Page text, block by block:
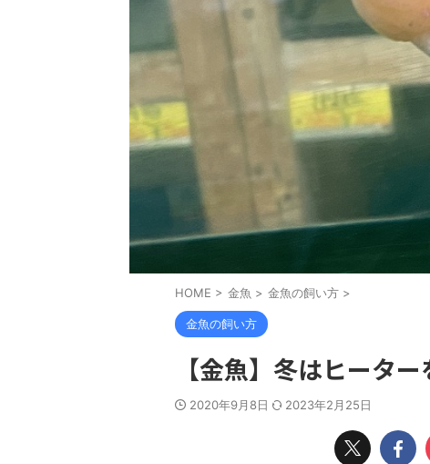
HOME > 金魚 > 金魚の飼い方 >
金魚の飼い方
【金魚】冬はヒータ
2020年9月8日 2023年2月25日